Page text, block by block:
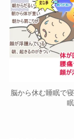
脳から休む睡眠で